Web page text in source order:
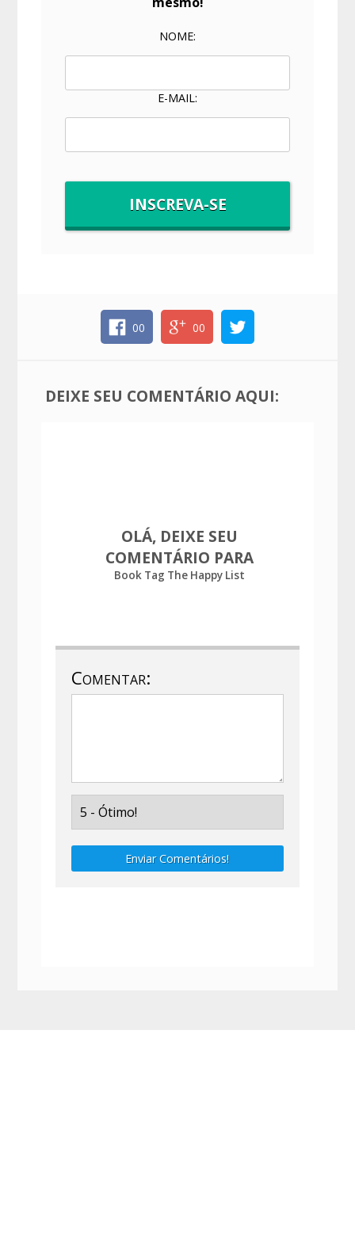
NOME:
E-MAIL:
00 00
DEIXE SEU COMENTÁRIO AQUI:
OLÁ, DEIXE SEU
COMENTÁRIO PARA
Book Tag The Happy List
Comentar:
Enviar Comentários!